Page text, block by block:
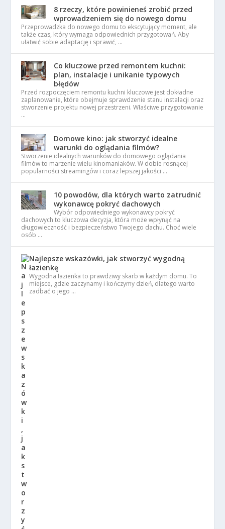
8 rzeczy, które powinieneś zrobić przed
wprowadzeniem się do nowego domu
Przeprowadzka do nowego domu to ekscytujący moment, ale
także czas, który wymaga odpowiednich przygotowań. Aby
ułatwić sobie adaptację i sprawić, …
Co kluczowe przed remontem kuchni:
plan, instalacje i unikanie typowych
błędów
Przed rozpoczęciem remontu kuchni kluczowe jest dokładne
zaplanowanie, które obejmuje sprawdzenie stanu instalacji oraz
stworzenie projektu nowej przestrzeni. Właściwe przygotowanie
…
Domowe kino: jak stworzyć idealne
warunki do oglądania filmów?
Stworzenie idealnych warunków do domowego oglądania
filmów to marzenie wielu kinomaniaków. W dobie rosnącej
popularności streamingów i coraz lepszej jakości …
10 powodów, dla których warto zatrudnić
wykonawcę pokryć dachowych
Wybór odpowiedniego wykonawcy pokryć
dachowych to kluczowa decyzja, która może wpłynąć na
długowieczność i bezpieczeństwo Twojego dachu. Choć wiele
osób …
Najlepsze wskazówki, jak stworzyć wygodną
łazienkę
Wygodna łazienka to prawdziwy skarb w każdym domu. To
miejsce, gdzie zaczynamy i kończymy dzień, dlatego warto
zadbać o jego …